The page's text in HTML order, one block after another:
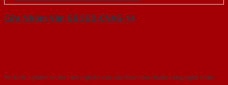
Cửa Nhôm Vân Gỗ SGD-CNVG-14
Với kinh nghiệm nhiêu năm nghiên cứu cửa theo tiêu chuẩn công nghệ Châu